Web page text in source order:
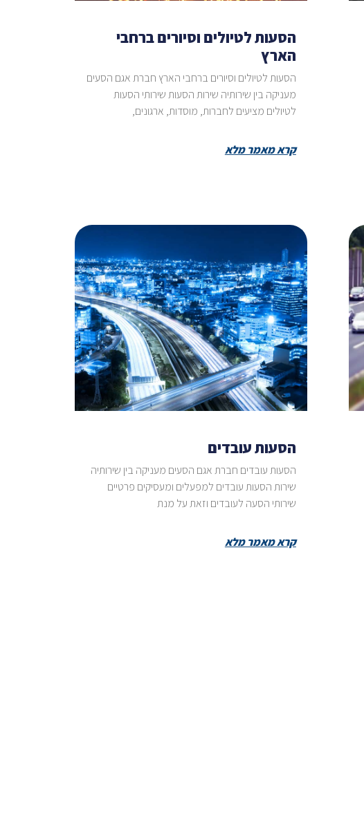
הסעות לטיולים וסיורים ברחבי
הארץ
הסעות לטיולים וסיורים ברחבי הארץ חברת אגם הסעים
מעניקה בין שירותיה שירות הסעות שירותי הסעות
לטיולים מציעים לחברות, מוסדות, ארגונים,
קרא מאמר מלא
הסעות עובדים
הסעות עובדים חברת אגם הסעים מעניקה בין שירותיה
שירות הסעות עובדים למפעלים ומעסיקים פרטיים
שירותי הסעה לעובדים וזאת על מנת
קרא מאמר מלא